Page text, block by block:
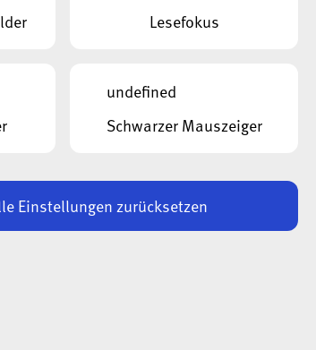
Lesefokus
undefined
Schwarzer Mauszeiger
Einstellungen zurücksetzen